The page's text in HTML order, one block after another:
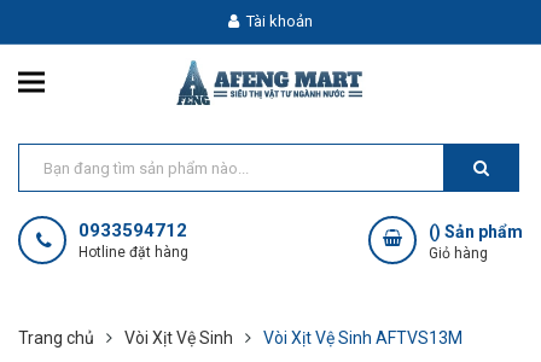
Tài khoản
0933594712
Hotline đặt hàng
() Sản phẩm
Giỏ hàng
Trang chủ Vòi Xịt Vệ Sinh Vòi Xịt Vệ Sinh AFTVS13M